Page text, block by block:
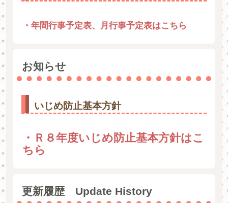
・年間行事予定表、月行事予定表はこちら
お知らせ
いじめ防止基本方針
・Ｒ８年度いじめ防止基本方針はこ
ちら
更新履歴 Update History